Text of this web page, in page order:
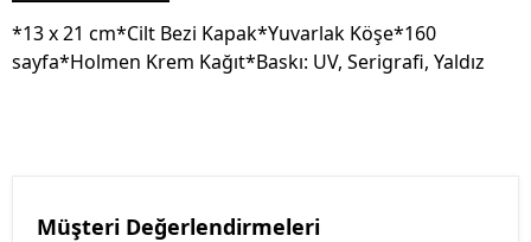
*13 x 21 cm*Cilt Bezi Kapak*Yuvarlak Köşe*160
sayfa*Holmen Krem Kağıt*Baskı: UV, Serigrafi, Yaldız
Müşteri Değerlendirmeleri